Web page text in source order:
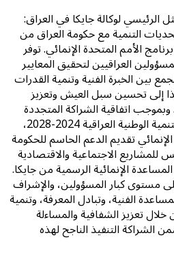
لوكالة جايكا في العراق:
التنمية مع حكومة العراق من
الأمم المتحدة الإنمائي. توفر
العراقيين لتحقيق المعايير
بين الخبرة الفنية وتنمية القدرات
إلى تحسين سبل العيش وتعزيز
وبموجب اتفاقية الشراكة المتجددة
هذه، وبما يتماشى مع خطة التنمية الوطنية العراقية 2024-2028،
تقديم الدعم الحاسم للحكومة
للمشاريع الاجتماعية والاقتصادية
الإنمائية الرسمية من جايكا.
مستوى كبار المسؤولين، والإشراف
الفنية، وتبادل المعرفة، وتنمية
تعزيز الشفافية والمساءلة
الشراكة التنفيذ الناجح لهذه